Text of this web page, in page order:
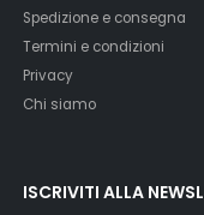
Spedizione e consegna
Termini e condizioni
Privacy
Chi siamo
ISCRIVITI ALLA